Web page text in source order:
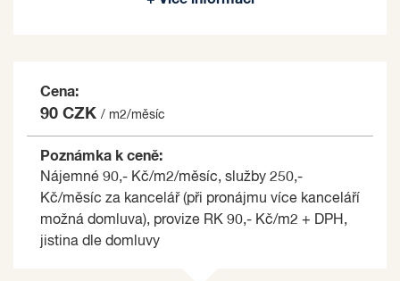
Cena:
90 CZK / m2/měsíc
Poznámka k ceně:
Nájemné 90,- Kč/m2/měsíc, služby 250,-
Kč/měsíc za kancelář (při pronájmu více kanceláří
možná domluva), provize RK 90,- Kč/m2 + DPH,
jistina dle domluvy